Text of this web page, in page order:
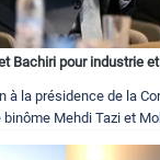
Bachiri pour industrie
à la présidence de la
Mehdi Tazi et